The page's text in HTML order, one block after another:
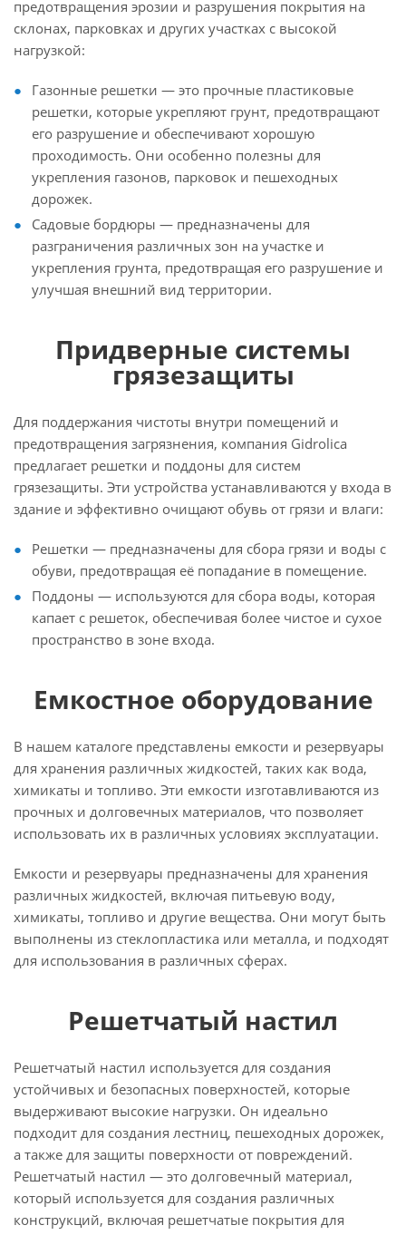
предотвращения эрозии и разрушения покрытия на
склонах, парковках и других участках с высокой
нагрузкой:
Газонные решетки — это прочные пластиковые
решетки, которые укрепляют грунт, предотвращают
его разрушение и обеспечивают хорошую
проходимость. Они особенно полезны для
укрепления газонов, парковок и пешеходных
дорожек.
Садовые бордюры — предназначены для
разграничения различных зон на участке и
укрепления грунта, предотвращая его разрушение и
улучшая внешний вид территории.
Придверные системы
грязезащиты
Для поддержания чистоты внутри помещений и
предотвращения загрязнения, компания Gidrolica
предлагает решетки и поддоны для систем
грязезащиты. Эти устройства устанавливаются у входа в
здание и эффективно очищают обувь от грязи и влаги:
Решетки — предназначены для сбора грязи и воды с
обуви, предотвращая её попадание в помещение.
Поддоны — используются для сбора воды, которая
капает с решеток, обеспечивая более чистое и сухое
пространство в зоне входа.
Емкостное оборудование
В нашем каталоге представлены емкости и резервуары
для хранения различных жидкостей, таких как вода,
химикаты и топливо. Эти емкости изготавливаются из
прочных и долговечных материалов, что позволяет
использовать их в различных условиях эксплуатации.
Емкости и резервуары предназначены для хранения
различных жидкостей, включая питьевую воду,
химикаты, топливо и другие вещества. Они могут быть
выполнены из стеклопластика или металла, и подходят
для использования в различных сферах.
Решетчатый настил
Решетчатый настил используется для создания
устойчивых и безопасных поверхностей, которые
выдерживают высокие нагрузки. Он идеально
подходит для создания лестниц, пешеходных дорожек,
а также для защиты поверхности от повреждений.
Решетчатый настил — это долговечный материал,
который используется для создания различных
конструкций, включая решетчатые покрытия для